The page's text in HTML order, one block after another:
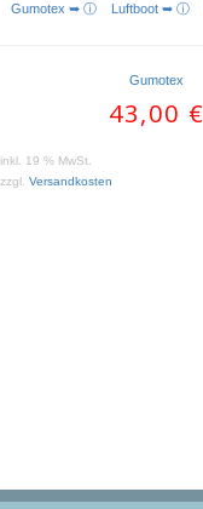
Gumotex ➥ ⓘ Luftboot ➥ ⓘ
Gumotex
43,00 €
inkl. 19 % MwSt.
zzgl.Versandkosten